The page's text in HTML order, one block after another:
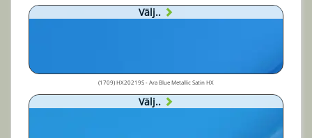
Välj..
(1709) HX20219S - Ara Blue Metallic Satin HX
Välj..